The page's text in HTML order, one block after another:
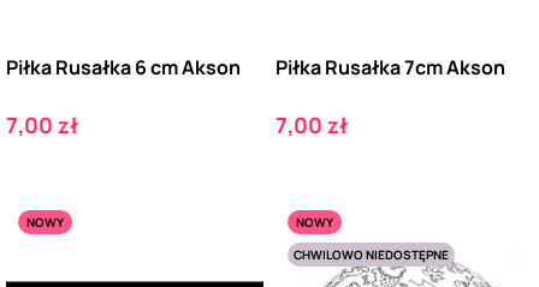
Piłka Rusałka 6 cm Akson
Cena
7,00 zł
Piłka Rusałka 7cm Akson
Cena
7,00 zł
NOWY
NOWY
CHWILOWO NIEDOSTĘPNE